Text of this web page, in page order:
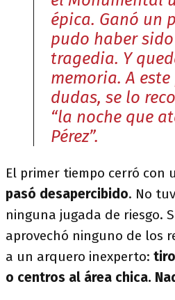
épica. Ganó un
pudo haber
tragedia. Y
memoria. A
dudas, se lo
“la noche que
Pérez”.
El primer tiempo cerró con
pasó desapercibido. No
ninguna jugada de riesgo.
aprovechó ninguno de los
a un arquero inexperto:
o centros al área chica.